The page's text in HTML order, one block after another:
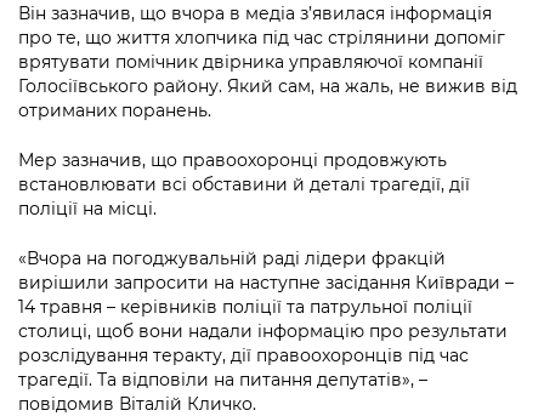
Він зазначив, що вчора в медіа з’явилася інформація
про те, що життя хлопчика під час стрілянини допоміг
врятувати помічник двірника управляючої компанії
Голосіївського району. Який сам, на жаль, не вижив від
отриманих поранень.
Мер зазначив, що правоохоронці продовжують
встановлювати всі обставини й деталі трагедії, дії
поліції на місці.
«Вчора на погоджувальній раді лідери фракцій
вирішили запросити на наступне засідання Київради –
14 травня – керівників поліції та патрульної поліції
столиці, щоб вони надали інформацію про результати
розслідування теракту, дії правоохоронців під час
трагедії. Та відповіли на питання депутатів», –
повідомив Віталій Кличко.